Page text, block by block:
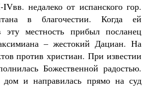
недалеко от испанского гор.
в благочестии. Когда ей
эту местность прибыл посланец
– жестокий Дациан. На
против христиан. При известии
Божественной радостью.
и направилась прямо на суд